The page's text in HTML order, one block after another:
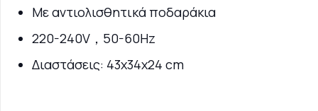
Με αντιολισθητικά ποδαράκια
220-240V，50-60Hz
Διαστάσεις: 43x34x24 cm